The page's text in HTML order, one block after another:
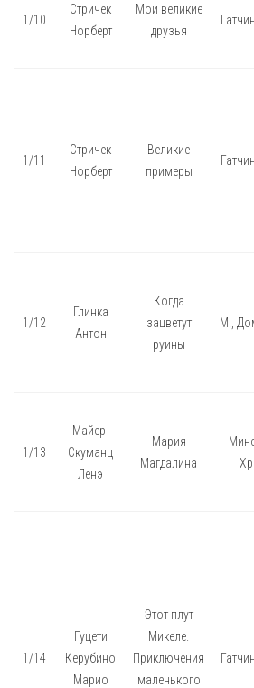
1/10
Стричек
Норберт
Мои великие
друзья
1/11
Стричек
Норберт
Великие
примеры
1/12
Глинка
Антон
Когда
зацветут
руины
М.,
1/13
Майер-
Скуманц
Ленэ
Мария
Магдалина
1/14
Гуцети
Керубино
Марио
Этот плут
Микеле.
Приключения
маленького